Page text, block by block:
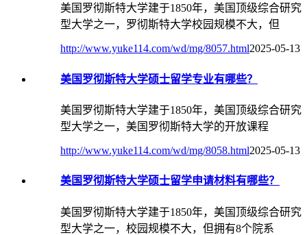
美国罗彻斯特大学建于1850年，美国顶级综合研究
型大学之一，罗彻斯特大学校园规模不大，但
http://www.yuke114.com/wd/mg/8057.html2025-05-13
美国罗彻斯特大学硕士留学专业有哪些？
美国罗彻斯特大学建于1850年，美国顶级综合研究
型大学之一，美国罗彻斯特大学的开放课程
http://www.yuke114.com/wd/mg/8058.html2025-05-13
美国罗彻斯特大学硕士留学申请材料有哪些？
美国罗彻斯特大学建于1850年，美国顶级综合研究
型大学之一，校园规模不大，但拥有8个院系